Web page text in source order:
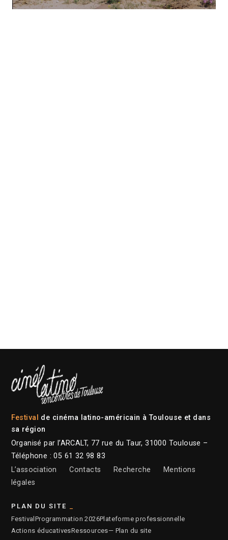
Festival de cinéma latino-américain à Toulouse et dans
sa région
Organisé par l’ARCALT, 77 rue du Taur, 31000 Toulouse –
Téléphone : 05 61 32 98 83
L’association
Contacts Recherche
Mentions
légales
PLAN DU SITE
Festival Programmation 2026Plateforme professionnelle
Actions éducativesRessources— Plan du site